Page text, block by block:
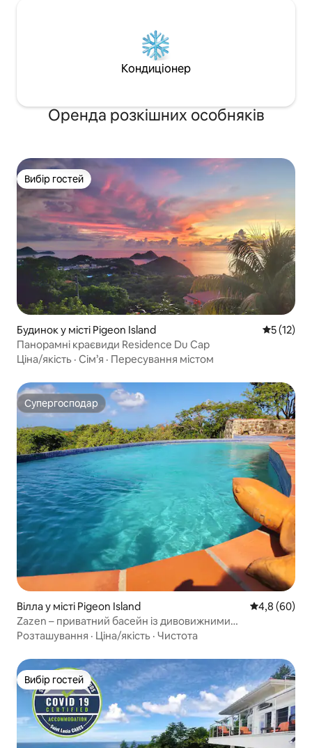
Кондиціонер
Оренда розкішних особняків
Вибір гостей
Вибір гостей
Будинок у місті Pigeon Island Середня
5 (12)
Панорамні краєвиди Residence Du Cap
Ціна/якість · Сім’я · Пересування містом
Супергосподар
Супергосподар
Вілла у місті Pigeon Island Середня
4,8 (60)
Zazen – приватний басейн із дивовижними
краєвидами!
Розташування · Ціна/якість · Чистота
Вибір гостей
Вибір гостей